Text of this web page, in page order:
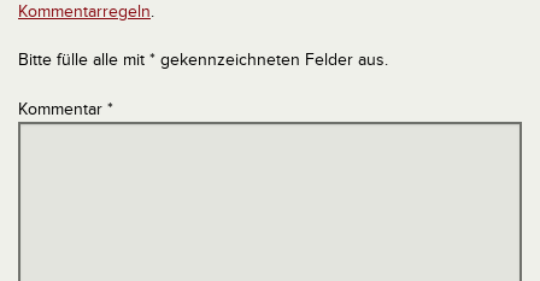
Kommentarregeln.
Bitte fülle alle mit * gekennzeichneten Felder aus.
Kommentar *